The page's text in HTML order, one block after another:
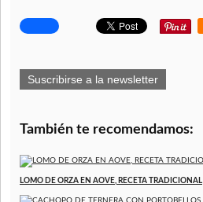
Suscribirse a la newsletter
También te recomendamos:
LOMO DE ORZA EN AOVE, RECETA TRADICIONAL